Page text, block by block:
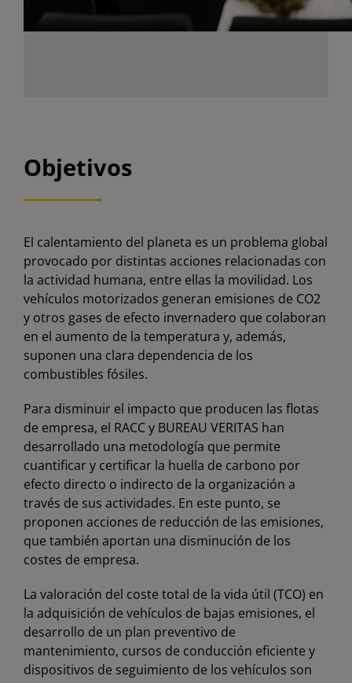
Objetivos
El calentamiento del planeta es un problema global
provocado por distintas acciones relacionadas con
la actividad humana, entre ellas la movilidad. Los
vehículos motorizados generan emisiones de CO2
y otros gases de efecto invernadero que colaboran
en el aumento de la temperatura y, además,
suponen una clara dependencia de los
combustibles fósiles.
Para disminuir el impacto que producen las flotas
de empresa, el RACC y BUREAU VERITAS han
desarrollado una metodología que permite
cuantificar y certificar la huella de carbono por
efecto directo o indirecto de la organización a
través de sus actividades. En este punto, se
proponen acciones de reducción de las emisiones,
que también aportan una disminución de los
costes de empresa.
La valoración del coste total de la vida útil (TCO) en
la adquisición de vehículos de bajas emisiones, el
desarrollo de un plan preventivo de
mantenimiento, cursos de conducción eficiente y
dispositivos de seguimiento de los vehículos son